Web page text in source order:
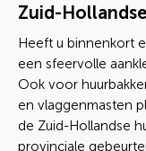
Zuid-
Heeft u binnenkort
een sfeervolle
Ook voor
en vlaggenmasten
de Zuid-Hollandse
provinciale